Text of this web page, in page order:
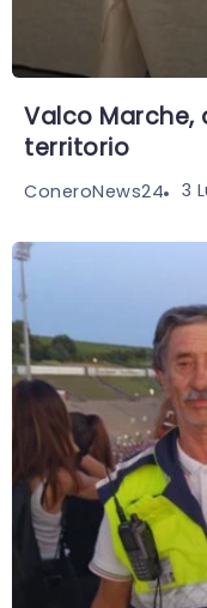
Valco Marche,
territorio
ConeroNews24 3